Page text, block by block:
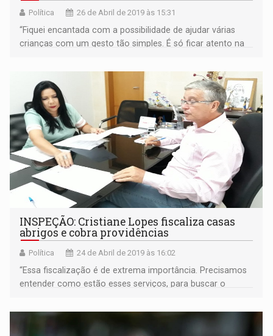
Política 26 de Abril de 2019 às 15:31
“Fiquei encantada com a possibilidade de ajudar várias
crianças com um gesto tão simples. É só ficar atento na
INSPEÇÃO: Cristiane Lopes fiscaliza casas
abrigos e cobra providências
Política 24 de Abril de 2019 às 16:02
“Essa fiscalização é de extrema importância. Precisamos
entender como estão esses serviços, para buscar o
vereadora